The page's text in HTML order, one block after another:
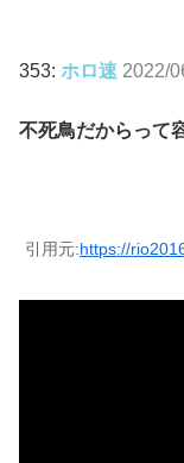
353: ホロ速 2022/
不死鳥だからって
引用元:https://